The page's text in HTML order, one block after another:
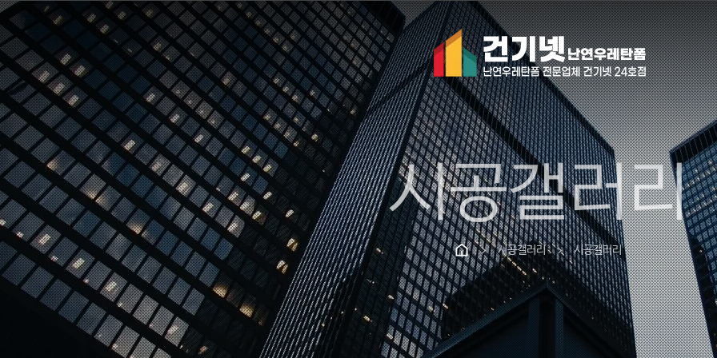
시공갤러리
chevron_right 시공갤러리 chevron_right 시공갤러리